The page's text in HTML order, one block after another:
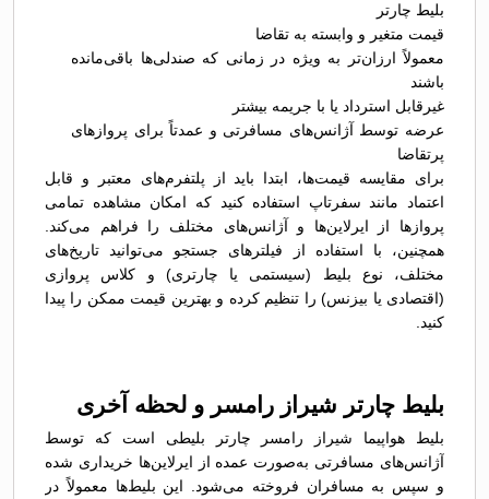
بلیط چارتر
قیمت متغیر و وابسته به تقاضا
معمولاً ارزان‌تر به ویژه در زمانی که صندلی‌ها باقی‌مانده
باشند
غیرقابل استرداد یا با جریمه بیشتر
عرضه توسط آژانس‌های مسافرتی و عمدتاً برای پروازهای
پرتقاضا
برای مقایسه قیمت‌ها، ابتدا باید از پلتفرم‌های معتبر و قابل
اعتماد مانند سفرتاپ استفاده کنید که امکان مشاهده تمامی
پروازها از ایرلاین‌ها و آژانس‌های مختلف را فراهم می‌کند.
همچنین، با استفاده از فیلترهای جستجو می‌توانید تاریخ‌های
مختلف، نوع بلیط (سیستمی یا چارتری) و کلاس پروازی
(اقتصادی یا بیزنس) را تنظیم کرده و بهترین قیمت ممکن را پیدا
کنید.
بلیط چارتر شیراز رامسر و لحظه آخری
بلیط هواپیما شیراز رامسر چارتر بلیطی است که توسط
آژانس‌های مسافرتی به‌صورت عمده از ایرلاین‌ها خریداری شده
و سپس به مسافران فروخته می‌شود. این بلیط‌ها معمولاً در